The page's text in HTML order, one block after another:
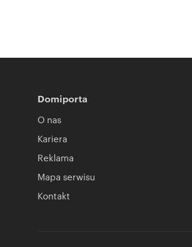
Domiporta
O nas
Kariera
Reklama
Mapa serwisu
Kontakt